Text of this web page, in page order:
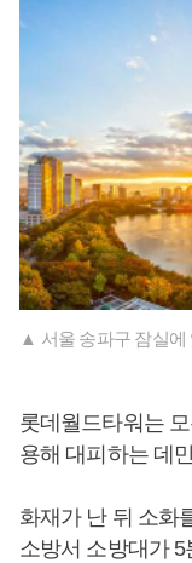
▲ 서울 송파구 잠실에
롯데월드타워는
용해 대피하는 데
화재가 난 뒤 소화
소방서 소방대가